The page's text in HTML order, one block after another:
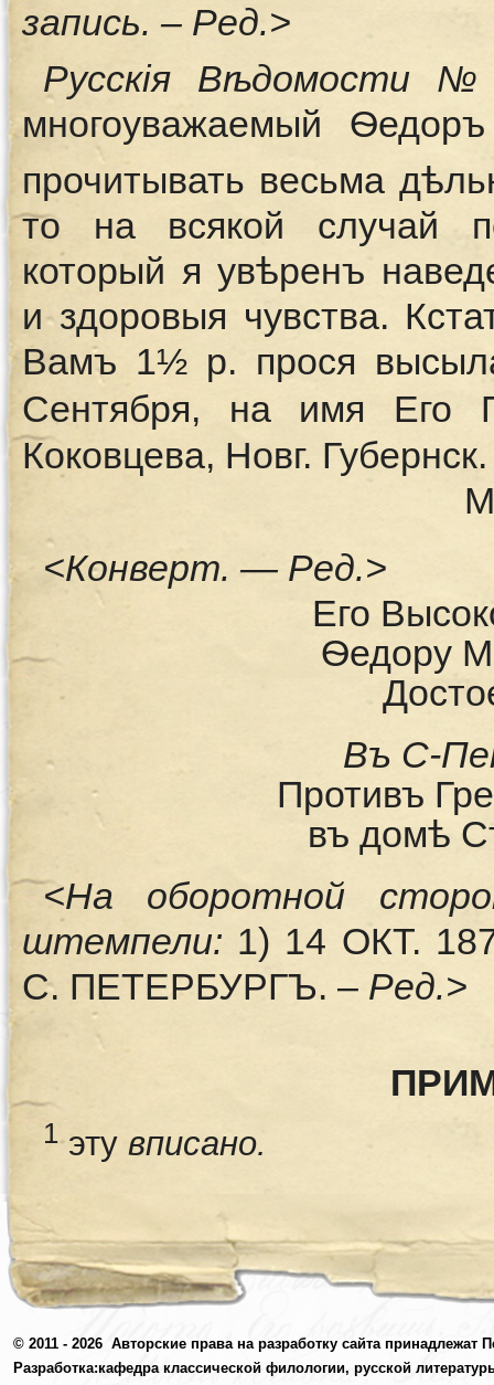
запись. – Ред.>
Русскiя Вѣдомости
многоуважаемый
прочитывать весьма
то на всякой случай
который я увѣренъ
и здоровыя чувства.
Вамъ 1½ р. прося
Сентября, на имя Его
Коковцева, Новг.
<Конверт. — Ред.>
Его
Ѳедору
Въ С-
Противъ
въ домѣ
<На оборотной
штемпели: 1) 14 ОКТ.
С. ПЕТЕРБУРГЪ. – Ред.>
1эту вписано.
© 2011 - 2026 Авторские права на разработку сайта принадлежат
Разработка:кафедра классической филологии, русской